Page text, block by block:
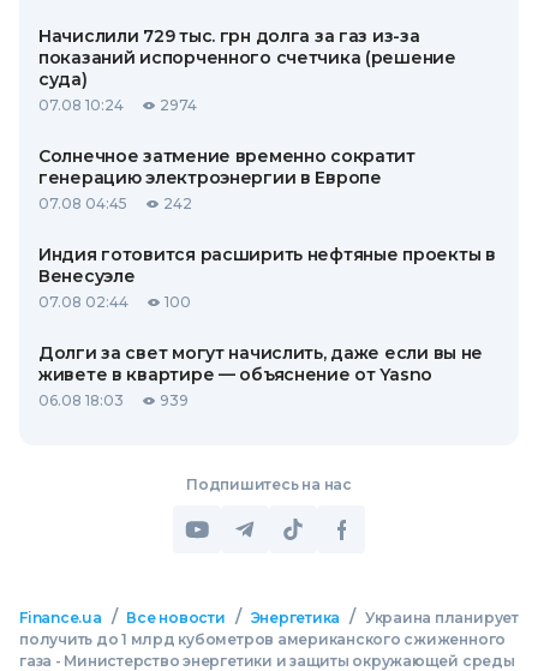
Начислили 729 тыс. грн долга за газ из-за
показаний испорченного счетчика (решение
суда)
07.08 10:24 2974
Солнечное затмение временно сократит
генерацию электроэнергии в Европе
07.08 04:45 242
Индия готовится расширить нефтяные проекты в
Венесуэле
07.08 02:44 100
Долги за свет могут начислить, даже если вы не
живете в квартире — объяснение от Yasno
06.08 18:03 939
Подпишитесь на нас
Finance.ua / Все новости / Энергетика / Украина планирует
получить до 1 млрд кубометров американского сжиженного
газа - Министерство энергетики и защиты окружающей среды